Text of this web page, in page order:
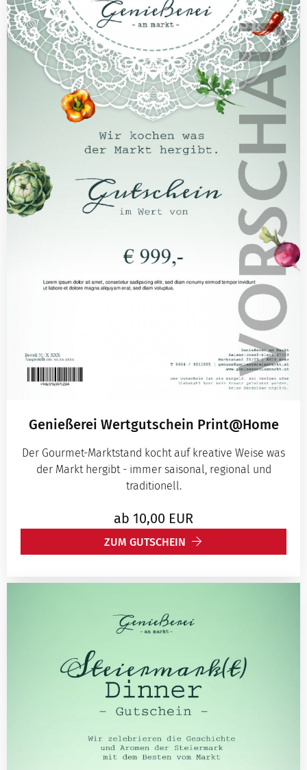
Genießerei Wertgutschein Print@Home
Der Gourmet-Marktstand kocht auf kreative Weise was
der Markt hergibt - immer saisonal, regional und
traditionell.
ab 10,00 EUR
ZUM GUTSCHEIN